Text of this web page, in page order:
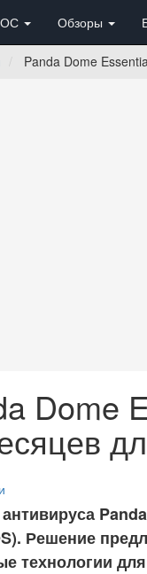
ОС Обзоры
Panda Dome
Dome
Решение
технологии